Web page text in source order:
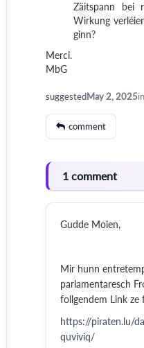
Zäitspann bei
Wirkung
ginn?
Merci.
MbG
suggestedMay 2, 2025in
comment
1 comment
Gudde Moien,
Mir hunn
parlamentaresch
follgendem Link ze
https://piraten.lu/
quviviq/